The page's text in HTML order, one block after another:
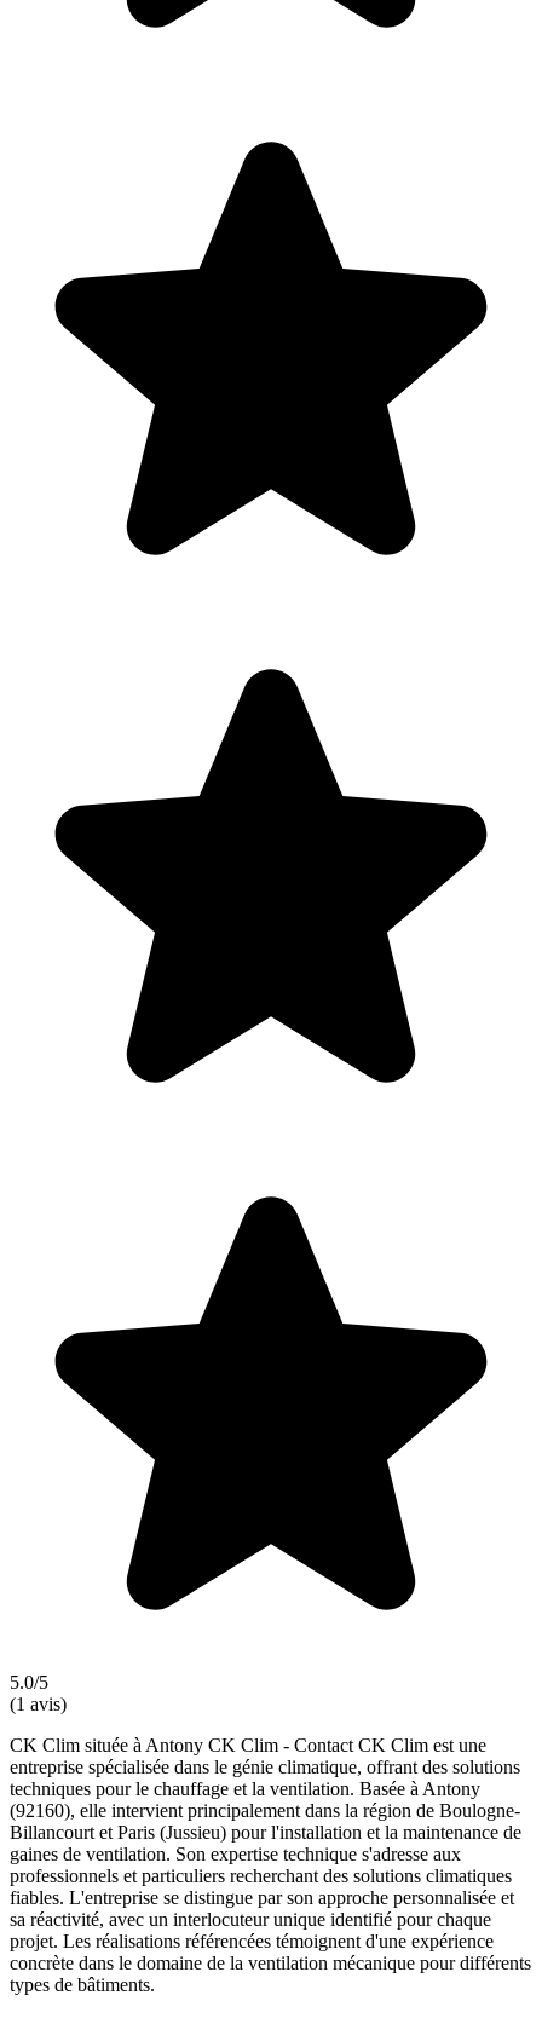
5.0/5
(1 avis)
CK Clim située à Antony CK Clim - Contact CK Clim est une
entreprise spécialisée dans le génie climatique, offrant des solutions
techniques pour le chauffage et la ventilation. Basée à Antony
(92160), elle intervient principalement dans la région de Boulogne-
Billancourt et Paris (Jussieu) pour l'installation et la maintenance de
gaines de ventilation. Son expertise technique s'adresse aux
professionnels et particuliers recherchant des solutions climatiques
fiables. L'entreprise se distingue par son approche personnalisée et
sa réactivité, avec un interlocuteur unique identifié pour chaque
projet. Les réalisations référencées témoignent d'une expérience
concrète dans le domaine de la ventilation mécanique pour différents
types de bâtiments.